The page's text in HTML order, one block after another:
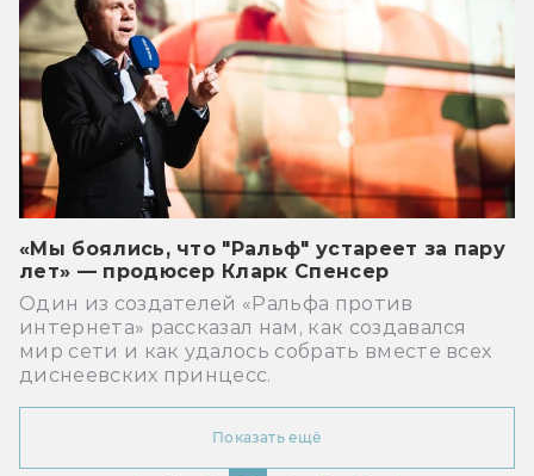
«Мы боялись, что "Ральф" устареет за пару
лет» — продюсер Кларк Спенсер
Один из создателей «Ральфа против
интернета» рассказал нам, как создавался
мир сети и как удалось собрать вместе всех
диснеевских принцесс.
Показать ещё